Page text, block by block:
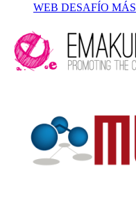
WEB DESAFÍO MÁS